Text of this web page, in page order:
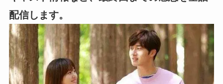
配信します。